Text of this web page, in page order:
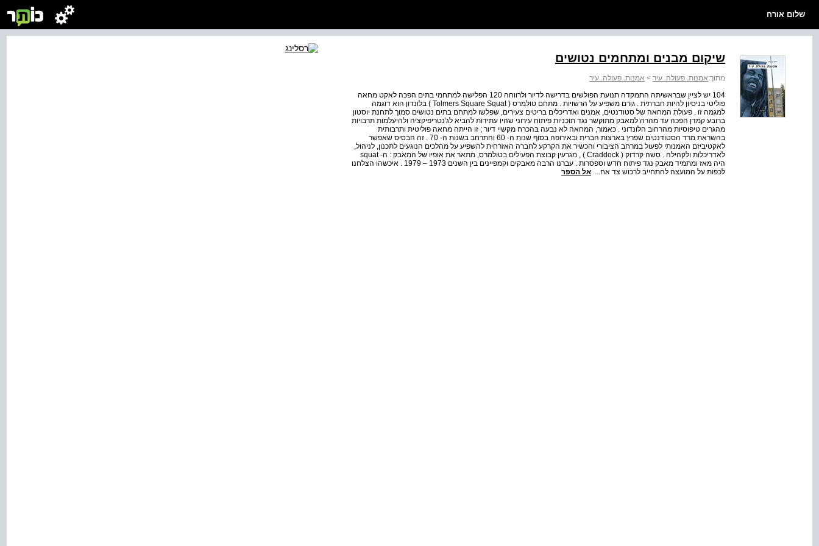
שלום אורח
שיקום מבנים ומתחמים נטושים
מתוך:אמנות. פעולה. עיר > אמנות. פעולה. עיר
104 יש לציין שבראשיתה התמקדה תנועת הפולשים בדרישה לדיור ולרווחה 120 הפלישה למתחמי בתים הפכה לאקט מחאה
פוליטי בניסיון להיות חברתית . גורם משפיע על הרשויות . מתחם טולמרס ( Tolmers Square Squat ) בלונדון הוא דוגמה
למגמה זו . פעולת המחאה של סטודנטים, אמנים ואדריכלים בריטים צעירים, שפלשו למתחם בתים נטושים סמוך לתחנת יוסטון
ברובע קמדן הפכה עד מהרה למאבק מתוקשר נגד תוכניות פיתוח עירוני שהיו עתידות להביא לג'נטריפיקציה ולהיעלמות תרבויות
מהגרים טיפוסיות מהרחוב הלונדוני . כאמור, המחאה לא נבעה בהכרח מקשיי דיור ; זו הייתה מחאה פוליטית ותרבותית
בהשראת מרד הסטודנטים שפרץ בארצות הברית ובאירופה בסוף שנות ה- 60 והתרחב בשנות ה- 70 . זה הבסיס שאפשר
לאקטיביזם האמנותי לפעול במרחב הציבורי והכשיר את הקרקע לחברה האזרחית להשפיע על מהלכים הנוגעים לתכנון, לניהול,
לאדריכלות ולקהילה . סשה קרדוק ( Craddock ) , מגרעין קבוצת הפעילים בטולמרס, מתאר את אופיו של המאבק : ה- squat
היה מאז ומתמיד מאבק נגד פיתוח חדש וספסרות . עברנו הרבה מאבקים וקמפיינים בין השנים 1973 – 1979 . איכשהו הצלחנו
לכפות על המועצה להתחייב לרכוש צד אח... אל הספר